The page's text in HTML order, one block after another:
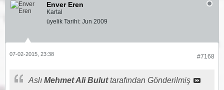
Enver Eren
Kartal
üyelik Tarihi: Jun 2009
#7168
07-02-2015, 23:38
Aslı Mehmet Ali Buluttarafından Gönderilmiş